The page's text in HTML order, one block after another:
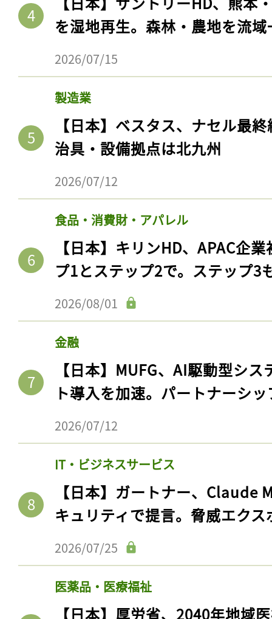
を湿地再生。森林・農地を流
2026/07/15
製造業
【日本】ベスタス、ナセル最
治具・設備拠点は北九州
2026/07/12
食品・消費財・アパレル
【日本】キリンHD、APAC企
プ1とステップ2で。ステップ3
2026/08/01
金融
【日本】MUFG、AI駆動型シ
ト導入を加速。パートナーシ
2026/07/12
IT・ビジネスサービス
【日本】ガートナー、Claude
キュリティで提言。脅威エク
2026/07/25
医薬品・医療福祉
【日本】厚労省、2040年地域